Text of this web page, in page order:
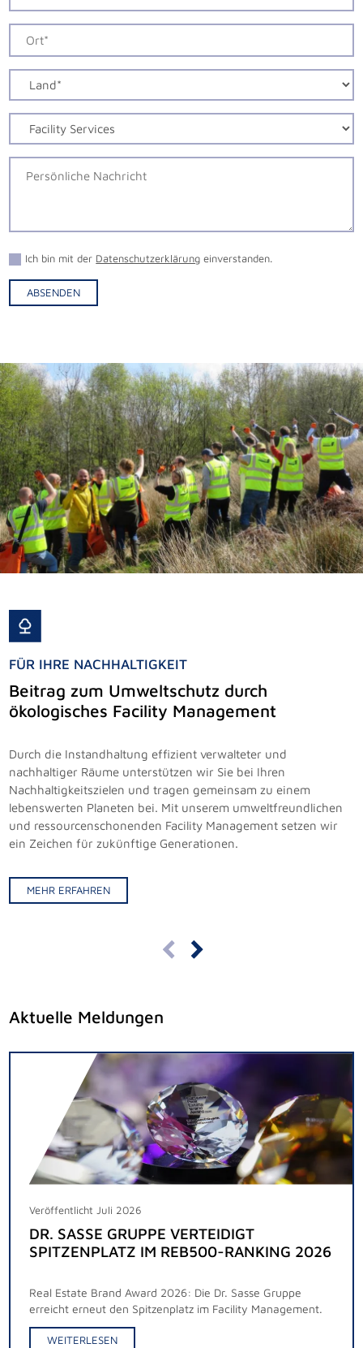
Ich bin mit der Datenschutzerklärung einverstanden.
ABSENDEN
FÜR IHRE NACHHALTIGKEIT
Beitrag zum Umweltschutz durch
ökologisches Facility Management
Durch die Instandhaltung effizient verwalteter und
nachhaltiger Räume unterstützen wir Sie bei Ihren
Nachhaltigkeitszielen und tragen gemeinsam zu einem
lebenswerten Planeten bei. Mit unserem umweltfreundlichen
und ressourcenschonenden Facility Management setzen wir
ein Zeichen für zukünftige Generationen.
MEHR ERFAHREN
Aktuelle Meldungen
Veröffentlicht Juli 2026
DR. SASSE GRUPPE VERTEIDIGT
SPITZENPLATZ IM REB500-RANKING 2026
Real Estate Brand Award 2026: Die Dr. Sasse Gruppe
erreicht erneut den Spitzenplatz im Facility Management.
WEITERLESEN